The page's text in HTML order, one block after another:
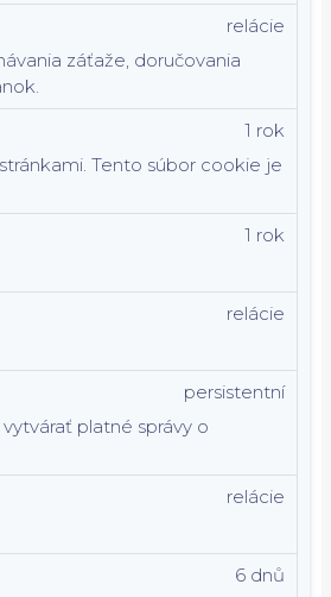
záťaže, doručovania
relácie
Tento súbor cookie je
1 rok
1 rok
relácie
platné správy o
persistentní
relácie
6 dnů